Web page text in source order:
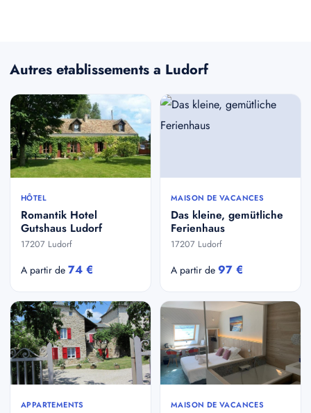
Autres etablissements a Ludorf
HÔTEL
Romantik Hotel
Gutshaus Ludorf
17207 Ludorf
A partir de 74 €
MAISON DE VACANCES
Das kleine, gemütliche
Ferienhaus
17207 Ludorf
A partir de 97 €
APPARTEMENTS MAISON DE VACANCES